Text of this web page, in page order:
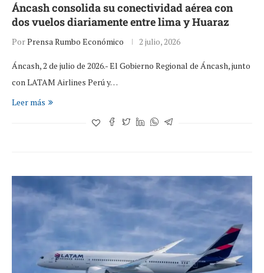
Áncash consolida su conectividad aérea con
dos vuelos diariamente entre lima y Huaraz
PorPrensa Rumbo Económico 2 julio, 2026
Áncash, 2 de julio de 2026.- El Gobierno Regional de Áncash, junto
con LATAM Airlines Perú y…
Leer más